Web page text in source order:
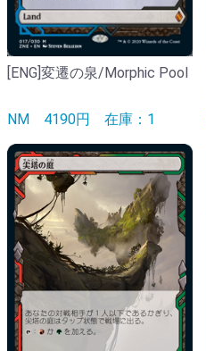
[ENG]変遷の泉/Morphic Pool
NM 4190円 在庫：1